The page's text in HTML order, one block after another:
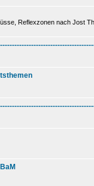
Reflexzonen nach Jost